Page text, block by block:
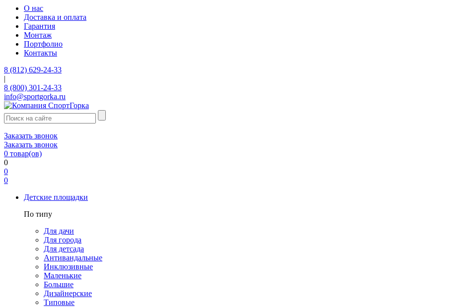
О нас
Доставка и оплата
Гарантия
Монтаж
Портфолио
Контакты
8 (812) 629-24-33
|
8 (800) 301-24-33
info@sportgorka.ru
Заказать звонок
Заказать звонок
0 товар(ов)
0
0
0
Детские площадки
По типу
Для дачи
Для города
Для детсада
Антивандальные
Инклюзивные
Маленькие
Большие
Дизайнерские
Типовые